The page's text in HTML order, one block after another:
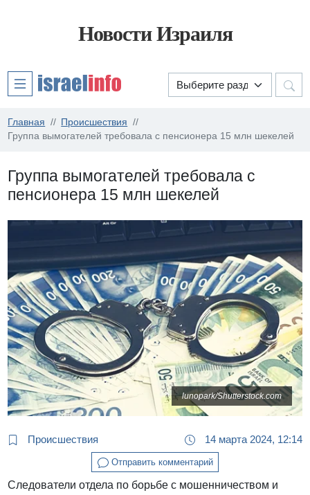
Новости Израиля
Главная
Происшествия
Группа вымогателей требовала с пенсионера 15 млн шекелей
Группа вымогателей требовала с
пенсионера 15 млн шекелей
lunopark/Shutterstock.com
Происшествия 14 марта 2024, 12:14
Отправить комментарий
Следователи отдела по борьбе с мошенничеством и